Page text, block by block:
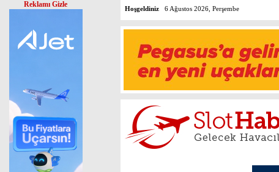
Hoşgeldiniz 6 Ağustos 2026, Perşembe
Reklamı Gizle